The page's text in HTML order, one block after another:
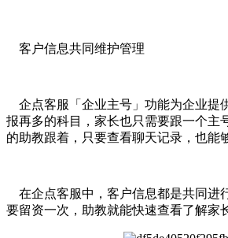
客户信息共同维护管理
企点客服「企业主号」功能为企业提
报再多的科目，家长也只需要跟一个主
的助教跟着，只要查看聊天记录，也能
在企点客服中，客户信息都是共同进
要留资一次，助教就能快速查看了解家